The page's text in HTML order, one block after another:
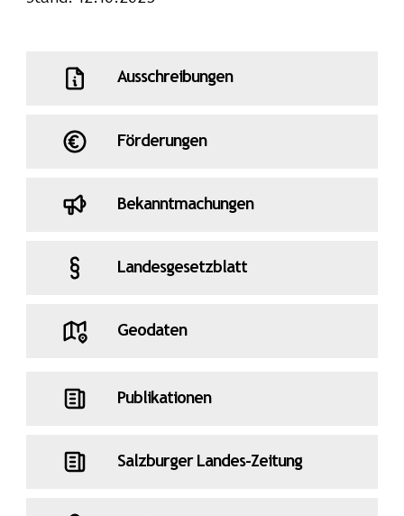
Ausschreibungen
Förderungen
Bekanntmachungen
Landesgesetzblatt
Geodaten
Publikationen
Salzburger Landes-Zeitung